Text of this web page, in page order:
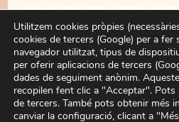
Desa el meu nom, correu
aquest navegador per a la
comenti.
Enviar
Utilitzem cookies pròpies
cookies de tercers (Google) per a
navegador utilitzat, tipus de
per oferir aplicacions de tercers
dades de seguiment anònim.
recopilen fent clic a "Acceptar".
de tercers. També pots obtenir més
canviar la configuració, clicant a